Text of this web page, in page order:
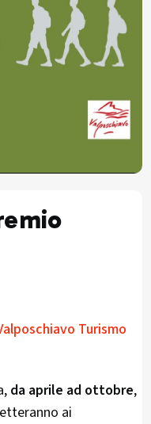
Turismo
da aprile ad ottobre,
ai